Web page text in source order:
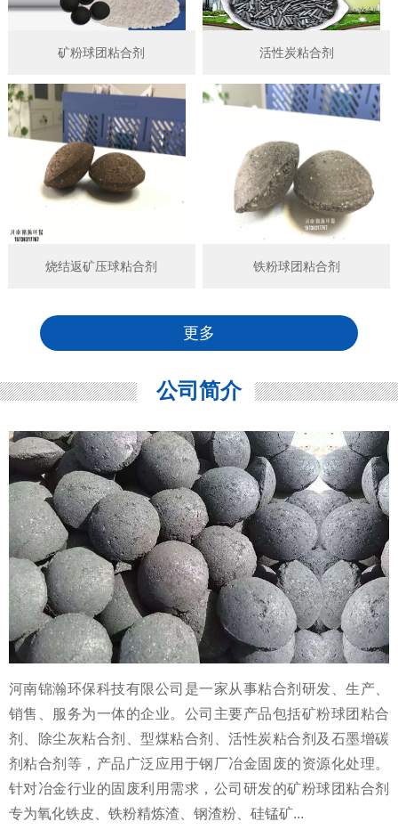
矿粉球团粘合剂 活性炭粘合剂
烧结返矿压球粘合剂 铁粉球团粘合剂
更多
公司简介
河南锦瀚环保科技有限公司是一家从事粘合剂研发、生产、
销售、服务为一体的企业。公司主要产品包括矿粉球团粘合
剂、除尘灰粘合剂、型煤粘合剂、活性炭粘合剂及石墨增碳
剂粘合剂等，产品广泛应用于钢厂冶金固废的资源化处理。
针对冶金行业的固废利用需求，公司研发的矿粉球团粘合剂
专为氧化铁皮、铁粉精炼渣、钢渣粉、硅锰矿...